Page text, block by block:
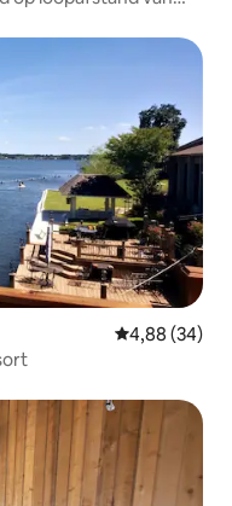
Gemiddelde
4,88 (34)